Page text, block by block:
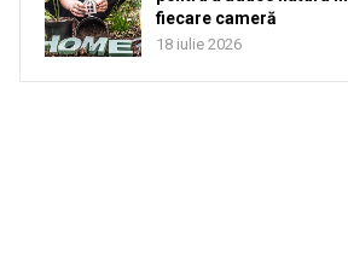
fiecare cameră
18 iulie 2026